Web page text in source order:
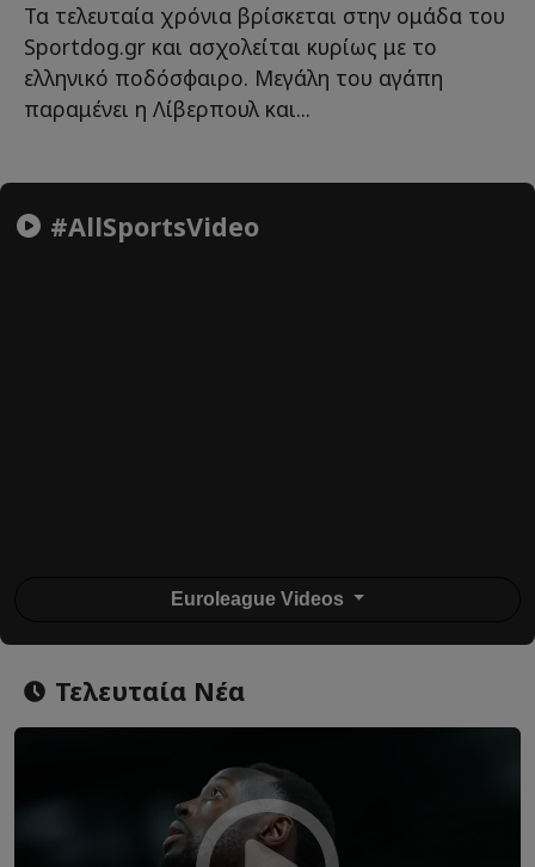
Τα τελευταία χρόνια βρίσκεται στην ομάδα του
Sportdog.gr και ασχολείται κυρίως με το
ελληνικό ποδόσφαιρο. Μεγάλη του αγάπη
παραμένει η Λίβερπουλ και...
#AllSportsVideo
Euroleague Videos
Τελευταία Νέα